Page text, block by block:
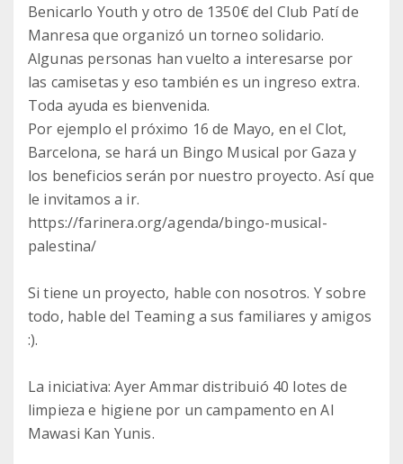
Benicarlo Youth y otro de 1350€ del Club Patí de
Manresa que organizó un torneo solidario.
Algunas personas han vuelto a interesarse por
las camisetas y eso también es un ingreso extra.
Toda ayuda es bienvenida.
Por ejemplo el próximo 16 de Mayo, en el Clot,
Barcelona, se hará un Bingo Musical por Gaza y
los beneficios serán por nuestro proyecto. Así que
le invitamos a ir.
https://farinera.org/agenda/bingo-musical-
palestina/
Si tiene un proyecto, hable con nosotros. Y sobre
todo, hable del Teaming a sus familiares y amigos
:).
La iniciativa: Ayer Ammar distribuió 40 lotes de
limpieza e higiene por un campamento en Al
Mawasi Kan Yunis.